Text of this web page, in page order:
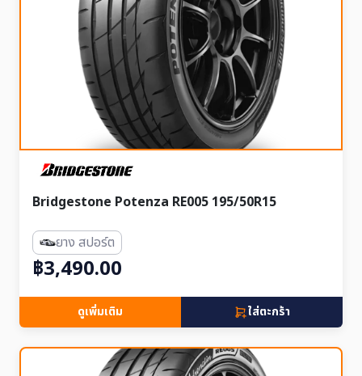
Bridgestone Potenza RE005 195/50R15
ยาง สปอร์ต
฿3,490.00
ดูเพิ่มเติม ใส่ตะกร้า